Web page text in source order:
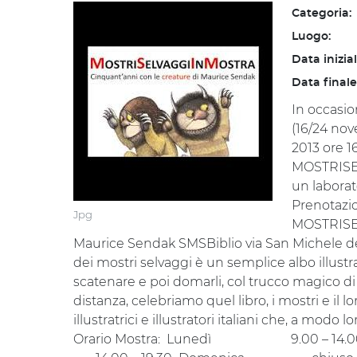
Jpg
Categoria:
Luogo:
Data
Data
In
(16/24
2013 ore
un
Maurice Sendak SMSBiblio via San Michele
dei mostri selvaggi è un semplice albo
scatenare e poi domarli, col trucco magico
distanza, celebriamo quel libro, i mostri e il
illustratrici e illustratori italiani che, a modo
Orario Mostra: Lunedì 9.00 –